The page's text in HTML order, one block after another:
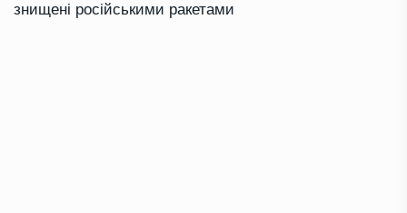
знищені російськими ракетами